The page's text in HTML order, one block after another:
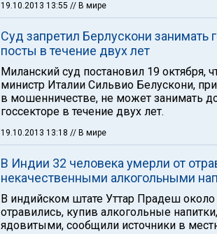
19.10.2013 13:55 // В мире
Суд запретил Берлускони занимать
посты в течение двух лет
Миланский суд постановил 19 октября,
министр Италии Сильвио Белускони,
в мошенничестве, не может занимать
госсекторе в течение двух лет.
19.10.2013 13:18 // В мире
В Индии 32 человека умерли от
некачественными алкогольными
В индийском штате Уттар Прадеш около
отравились, купив алкогольные
ядовитыми, сообщили источники в